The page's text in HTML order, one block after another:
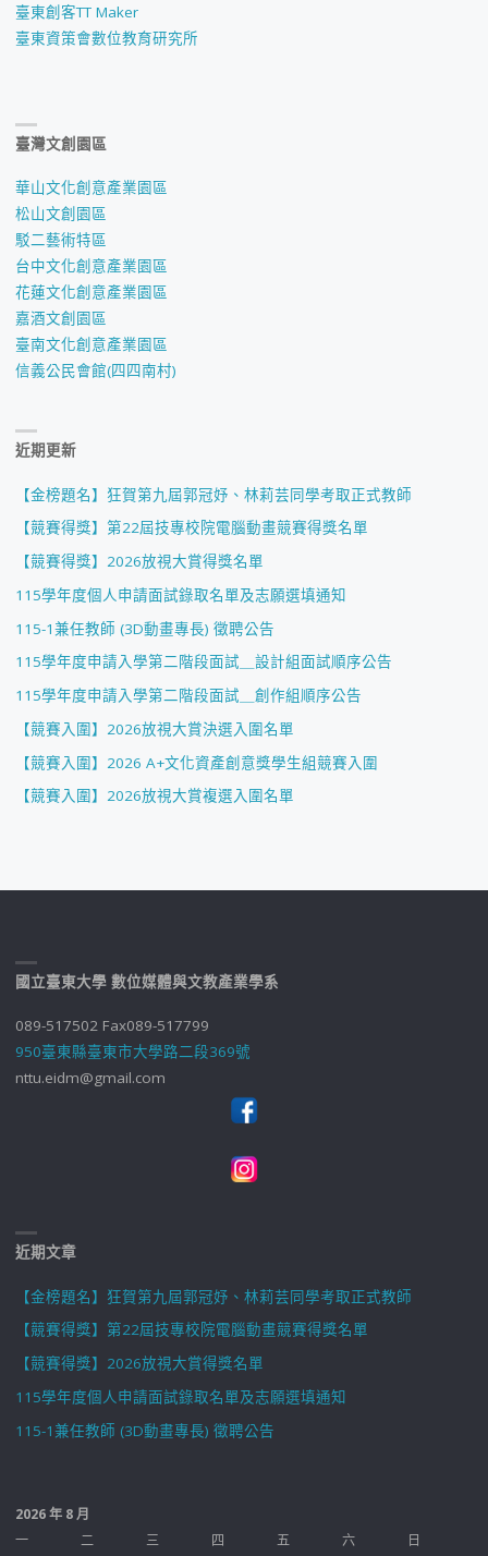
臺東創客TT Maker
臺東資策會數位教育研究所
臺灣文創園區
華山文化創意產業園區
松山文創園區
駁二藝術特區
台中文化創意產業園區
花蓮文化創意產業園區
嘉酒文創園區
臺南文化創意產業園區
信義公民會館(四四南村)
近期更新
【金榜題名】狂賀第九屆郭冠妤、林莉芸同學考取正式教師
【競賽得獎】第22屆技專校院電腦動畫競賽得獎名單
【競賽得獎】2026放視大賞得獎名單
115學年度個人申請面試錄取名單及志願選填通知
115-1兼任教師 (3D動畫專長) 徵聘公告
115學年度申請入學第二階段面試＿設計組面試順序公告
115學年度申請入學第二階段面試＿創作組順序公告
【競賽入圍】2026放視大賞決選入圍名單
【競賽入圍】2026 A+文化資產創意獎學生組競賽入圍
【競賽入圍】2026放視大賞複選入圍名單
國立臺東大學 數位媒體與文教產業學系
089-517502 Fax089-517799
950臺東縣臺東市大學路二段369號
nttu.eidm@gmail.com
近期文章
【金榜題名】狂賀第九屆郭冠妤、林莉芸同學考取正式教師
【競賽得獎】第22屆技專校院電腦動畫競賽得獎名單
【競賽得獎】2026放視大賞得獎名單
115學年度個人申請面試錄取名單及志願選填通知
115-1兼任教師 (3D動畫專長) 徵聘公告
2026 年 8 月
一
二 三 四 五 六
日